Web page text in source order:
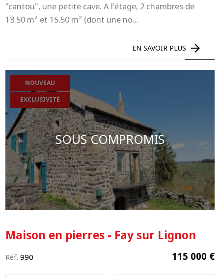
"cantou", une petite cave. A l'étage, 2 chambres de
13.50 m² et 15.50 m² (dont une no...
EN SAVOIR PLUS
NOUVEAU
EXCLUSIVITÉ
SOUS COMPROMIS
Maison en pierres - Fay sur Lignon
Réf.990 115 000 €